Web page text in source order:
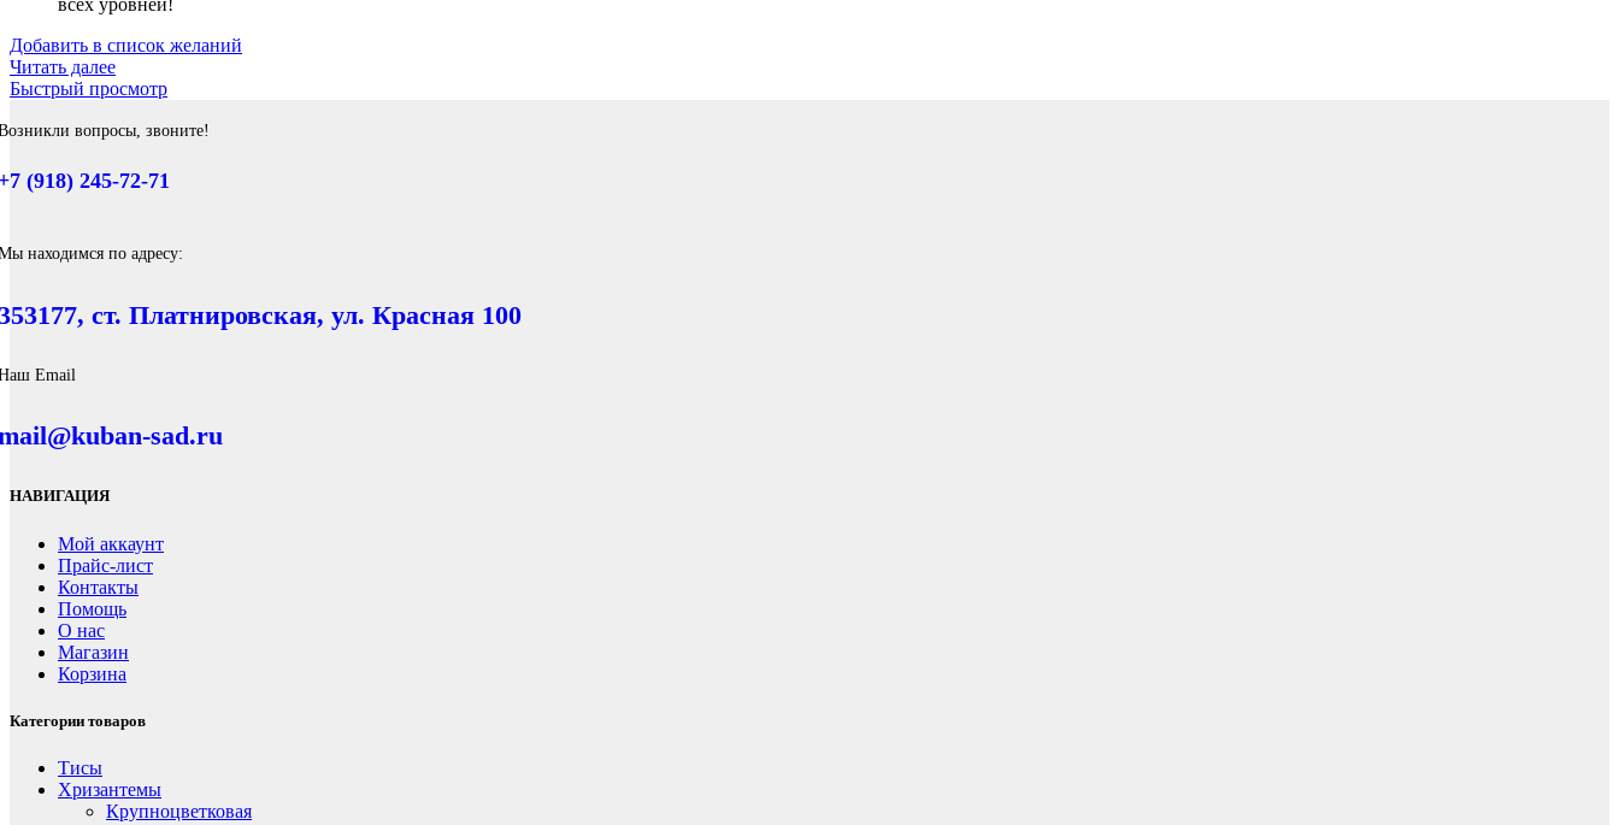
Добавить в список желаний
Читать далее
Быстрый просмотр
вопросы, звоните!
(918) 245-72-71
находимся по адресу:
ст. Платнировская, ул. Красная 100
Email
sad.ru
НАВИГАЦИЯ
Мой аккаунт
Прайс-лист
Контакты
Помощь
О нас
Магазин
Корзина
Категории товаров
Тисы
Хризантемы
Крупноцветковая